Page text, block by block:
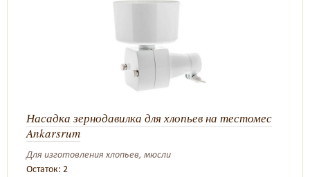
Насадка зернодавилка для хлопьев на тестомес
Ankarsrum
Для изготовления хлопьев, мюсли
Остаток: 2